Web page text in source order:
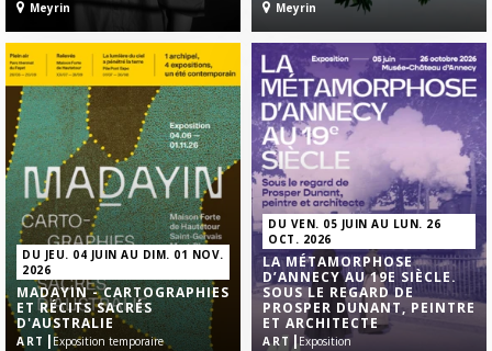
Meyrin
Meyrin
DU JEU. 04 JUIN AU DIM. 01 NOV.
2026
MADAYIN - CARTOGRAPHIES
ET RÉCITS SACRÉS
D'AUSTRALIE
ART | Exposition temporaire
DU VEN. 05 JUIN AU LUN. 26
OCT. 2026
LA MÉTAMORPHOSE
D’ANNECY AU 19E SIÈCLE.
SOUS LE REGARD DE
PROSPER DUNANT, PEINTRE
ET ARCHITECTE
ART |Exposition